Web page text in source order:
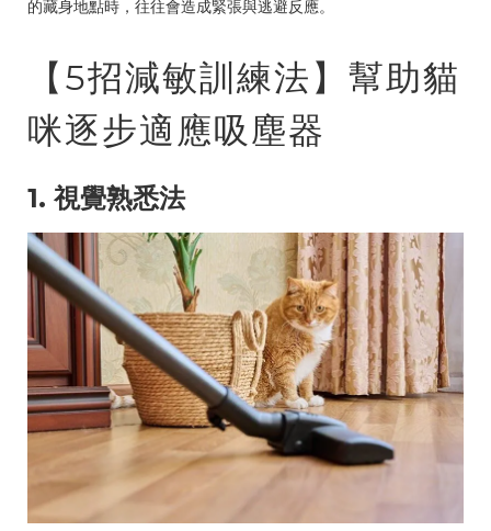
的藏身地點時，往往會造成緊張與逃避反應。
【5招減敏訓練法】幫助貓
咪逐步適應吸塵器
1. 視覺熟悉法